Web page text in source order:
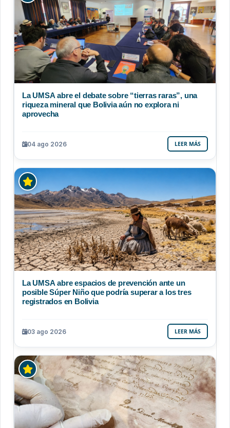
La UMSA abre el debate sobre “tierras raras”, una
riqueza mineral que Bolivia aún no explora ni
aprovecha
04 ago 2026 LEER MÁS
La UMSA abre espacios de prevención ante un
posible Súper Niño que podría superar a los tres
registrados en Bolivia
03 ago 2026 LEER MÁS